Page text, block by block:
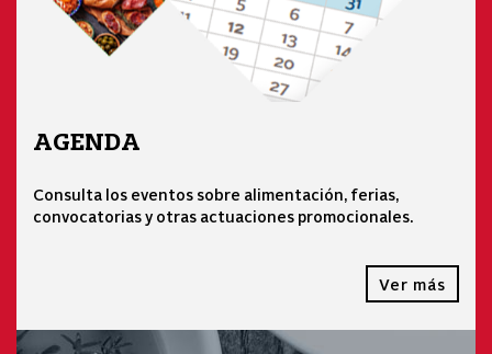
AGENDA
Consulta los eventos sobre alimentación, ferias,
convocatorias y otras actuaciones promocionales.
Ver más